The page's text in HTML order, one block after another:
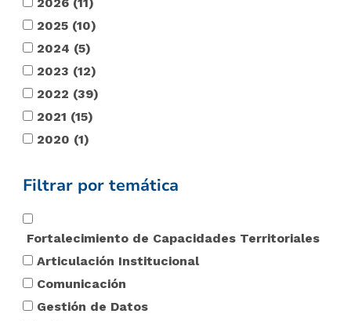
2026 (11)
2025 (10)
2024 (5)
2023 (12)
2022 (39)
2021 (15)
2020 (1)
Filtrar por temática
Fortalecimiento de Capacidades Territoriales
Articulación Institucional
Comunicación
Gestión de Datos